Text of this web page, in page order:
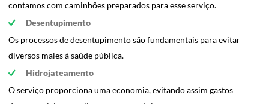
contamos com caminhões preparados para esse serviço.
Desentupimento
Os processos de desentupimento são fundamentais para evitar
diversos males à saúde pública.
Hidrojateamento
O serviço proporciona uma economia, evitando assim gastos